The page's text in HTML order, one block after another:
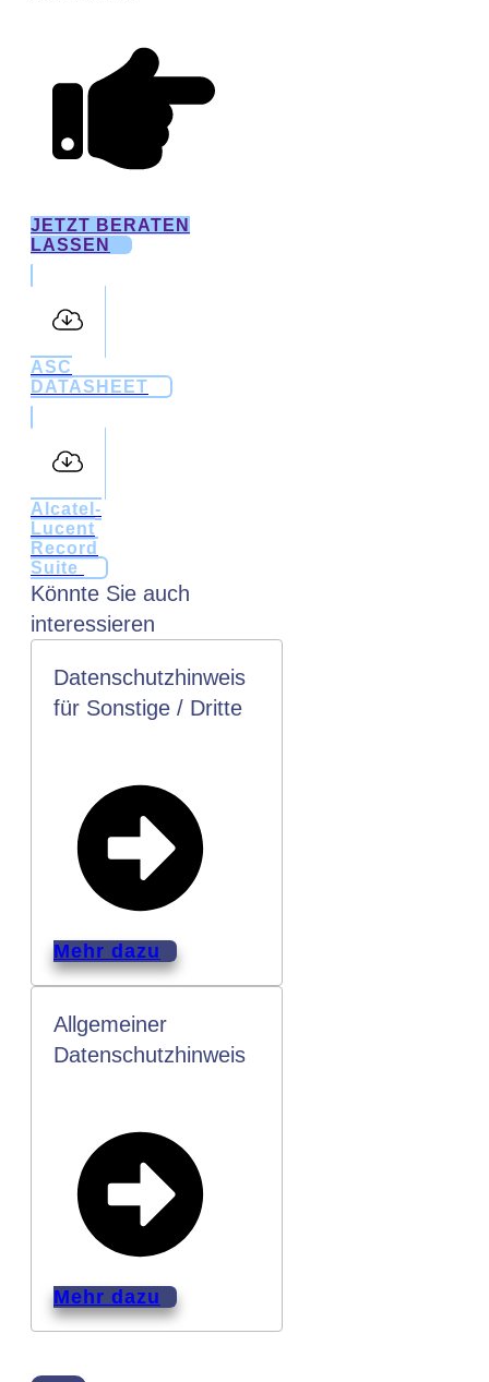
JETZT BERATEN
LASSEN
ASC
DATASHEET
Alcatel-
Lucent
Record
Suite
Könnte Sie auch
interessieren
Datenschutzhinweis
für Sonstige / Dritte
Mehr dazu
Allgemeiner
Datenschutzhinweis
Mehr dazu